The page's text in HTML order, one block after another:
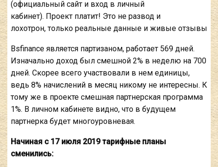
(официальный сайт и вход в личный
кабинет). Проект платит! Это не развод и
лохотрон, только реальные данные и живые отзывы
Bsfinance является партизаном, работает 569 дней.
Изначально доход был смешной 2% в неделю на 700
дней. Скорее всего участвовали в нем единицы,
ведь 8% начислений в месяц никому не интересны. К
тому же в проекте смешная партнерская программа
1%. В личном кабинете видно, что в будущем
партнерка будет многоуровневая.
Начиная с 17 июля 2019 тарифные планы
сменились: